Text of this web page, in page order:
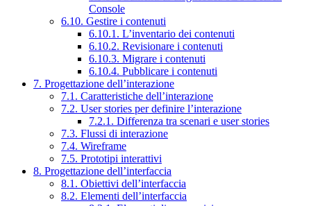
Console
6.10. Gestire i contenuti
6.10.1. L’inventario dei contenuti
6.10.2. Revisionare i contenuti
6.10.3. Migrare i contenuti
6.10.4. Pubblicare i contenuti
7. Progettazione dell’interazione
7.1. Caratteristiche dell’interazione
7.2. User stories per definire l’interazione
7.2.1. Differenza tra scenari e user stories
7.3. Flussi di interazione
7.4. Wireframe
7.5. Prototipi interattivi
8. Progettazione dell’interfaccia
8.1. Obiettivi dell’interfaccia
8.2. Elementi dell’interfaccia